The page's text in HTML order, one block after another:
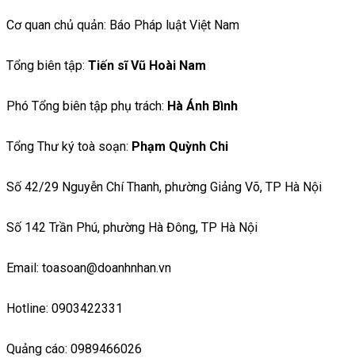
Cơ quan chủ quản: Báo Pháp luật Việt Nam
Tổng biên tập: Tiến sĩ Vũ Hoài Nam
Phó Tổng biên tập phụ trách: Hà Ánh Bình
Tổng Thư ký toà soạn: Phạm Quỳnh Chi
Số 42/29 Nguyễn Chí Thanh, phường Giảng Võ, TP Hà Nội
Số 142 Trần Phú, phường Hà Đông, TP Hà Nội
Email: toasoan@doanhnhan.vn
Hotline: 0903422331
Quảng cáo: 0989466026